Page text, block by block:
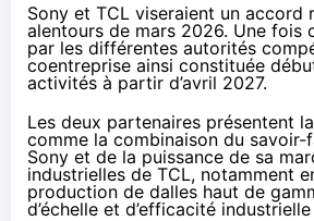
Sony et TCL viseraient un accord
alentours de mars 2026. Une fois
par les différentes autorités
coentreprise ainsi constituée
activités à partir d’avril 2027.
Les deux partenaires présentent
comme la combinaison du
Sony et de la puissance de sa
industrielles de TCL, notamment
production de dalles haut de
d’échelle et d’efficacité